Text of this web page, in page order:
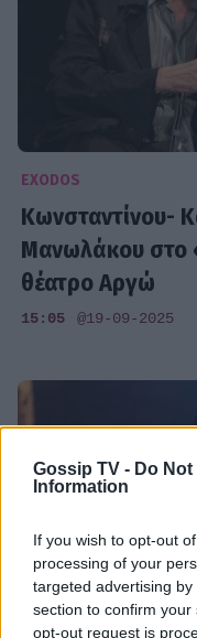
Gossip TV - Do
Information
If you wish to opt-out
processing of your
targeted advertising
section to confirm
opt-out request is
EXODOS
Κωνσταντίνου-
Μανωλάκου στο
θέατρο Αργώ
15:05 @19-09-2025